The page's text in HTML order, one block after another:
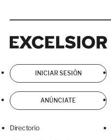
INICIAR SESIÓN
ANÚNCIATE
Directorio